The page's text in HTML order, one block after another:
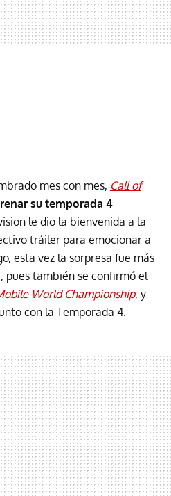
mes con mes, Call of
su temporada 4
le dio la bienvenida a la
tráiler para emocionar a
esta vez la sorpresa fue más
pues también se confirmó el
World Championship, y
con la Temporada 4.